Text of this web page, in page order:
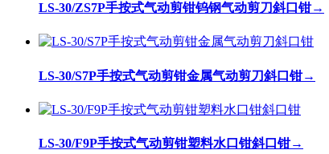
LS-30/ZS7P手按式气动剪钳钨钢气动剪刀斜口钳→
LS-30/S7P手按式气动剪钳金属气动剪刀斜口钳→
LS-30/F9P手按式气动剪钳塑料水口钳斜口钳→